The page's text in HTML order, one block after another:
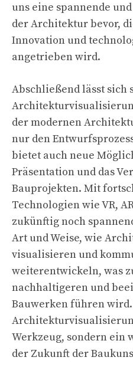
uns eine spannende
der Architektur bevor,
Innovation und
angetrieben wird.
Abschließend lässt sich
der modernen
nur den
bietet auch neue
Präsentation und das
Bauprojekten. Mit
Technologien wie VR,
zukünftig noch
Art und Weise, wie
visualisieren und
weiterentwickeln, was
nachhaltigeren und
Bauwerken führen
Werkzeug, sondern ein
der Zukunft der